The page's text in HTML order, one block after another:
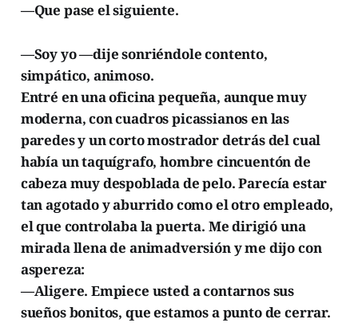
—Que pase el siguiente.
—Soy yo —dije sonriéndole contento,
simpático, animoso.
Entré en una oficina pequeña, aunque muy
moderna, con cuadros picassianos en las
paredes y un corto mostrador detrás del cual
había un taquígrafo, hombre cincuentón de
cabeza muy despoblada de pelo. Parecía estar
tan agotado y aburrido como el otro empleado,
el que controlaba la puerta. Me dirigió una
mirada llena de animadversión y me dijo con
aspereza:
—Aligere. Empiece usted a contarnos sus
sueños bonitos, que estamos a punto de cerrar.